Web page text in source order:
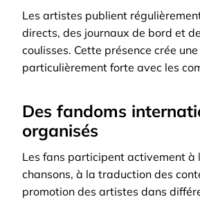
Les artistes publient
directs, des journaux de bord et
coulisses. Cette présence crée
particulièrement forte avec les
Des fandoms
organisés
Les fans participent activement à
chansons, à la traduction des
promotion des artistes dans